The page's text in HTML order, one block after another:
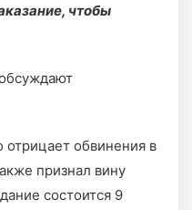
чтобы
обвинения в
признал вину
состоится 9